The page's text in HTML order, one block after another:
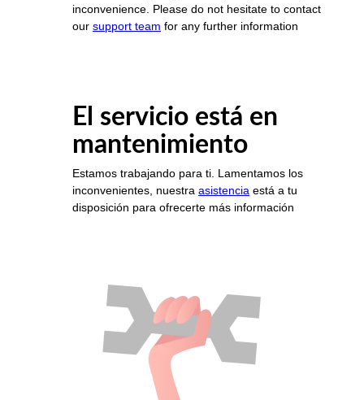
inconvenience. Please do not hesitate to contact
our support team for any further information
El servicio está en
mantenimiento
Estamos trabajando para ti. Lamentamos los
inconvenientes, nuestra asistencia está a tu
disposición para ofrecerte más información